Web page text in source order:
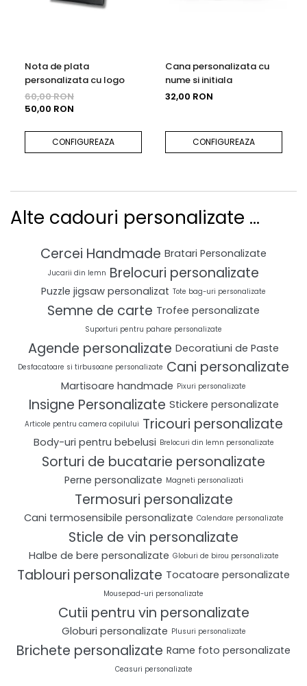
Nota de plata
personalizata cu logo
60,00 RON
50,00 RON
CONFIGUREAZA
Cana personalizata cu
nume si initiala
32,00 RON
CONFIGUREAZA
Alte cadouri personalizate ...
Cercei Handmade Bratari Personalizate
Jucarii din lemn Brelocuri personalizate
Puzzle jigsaw personalizat Tote bag-uri personalizate
Semne de carte Trofee personalizate
Suporturi pentru pahare personalizate
Agende personalizate Decoratiuni de Paste
Desfacatoare si tirbusoane personalizate Cani personalizate
Martisoare handmade Pixuri personalizate
Insigne Personalizate Stickere personalizate
Articole pentru camera copilului Tricouri personalizate
Body-uri pentru bebelusi Brelocuri din lemn personalizate
Sorturi de bucatarie personalizate
Perne personalizate Magneti personalizati
Termosuri personalizate
Cani termosensibile personalizate Calendare personalizate
Sticle de vin personalizate
Halbe de bere personalizate Globuri de birou personalizate
Tablouri personalizate Tocatoare personalizate
Mousepad-uri personalizate
Cutii pentru vin personalizate
Globuri personalizate Plusuri personalizate
Brichete personalizate Rame foto personalizate
Ceasuri personalizate